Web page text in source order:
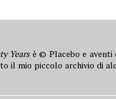
Yearsè © Placebo e aventi
il mio piccolo archivio di